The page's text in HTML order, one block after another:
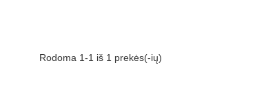
Rodoma 1-1 iš 1 prekės(-ių)